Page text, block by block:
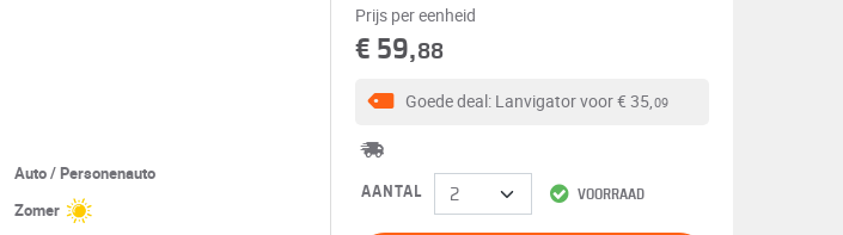
Auto / Personenauto
Zomer
Prijs per eenheid
€ 59,88
VOORRAAD
Goede deal: Lanvigator voor€ 35,09
AANTAL